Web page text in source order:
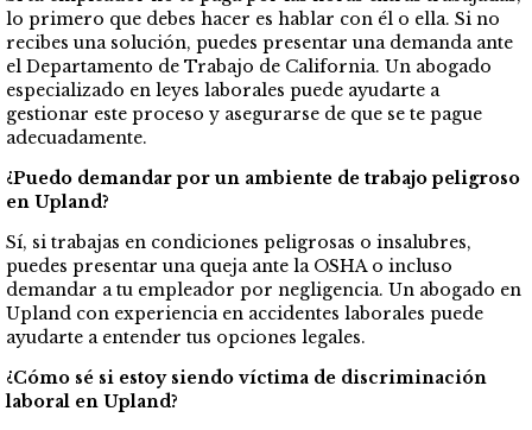
lo primero que debes hacer es hablar con él o ella. Si no
recibes una solución, puedes presentar una demanda ante
el Departamento de Trabajo de California. Un abogado
especializado en leyes laborales puede ayudarte a
gestionar este proceso y asegurarse de que se te pague
adecuadamente.
¿Puedo demandar por un ambiente de trabajo peligroso
en Upland?
Sí, si trabajas en condiciones peligrosas o insalubres,
puedes presentar una queja ante la OSHA o incluso
demandar a tu empleador por negligencia. Un abogado en
Upland con experiencia en accidentes laborales puede
ayudarte a entender tus opciones legales.
¿Cómo sé si estoy siendo víctima de discriminación
laboral en Upland?